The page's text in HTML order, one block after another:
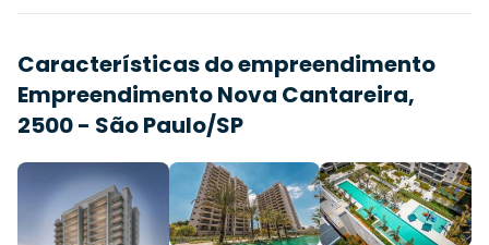
Características do empreendimento
Empreendimento Nova Cantareira,
2500 - São Paulo/SP